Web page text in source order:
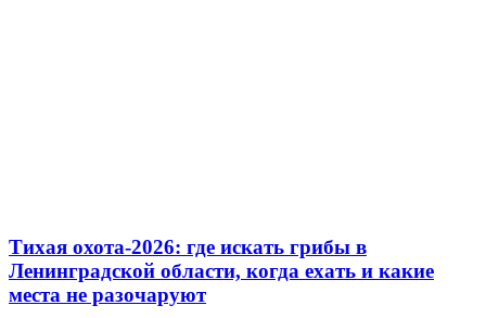
Тихая охота-2026: где искать грибы в
Ленинградской области, когда ехать и какие
места не разочаруют